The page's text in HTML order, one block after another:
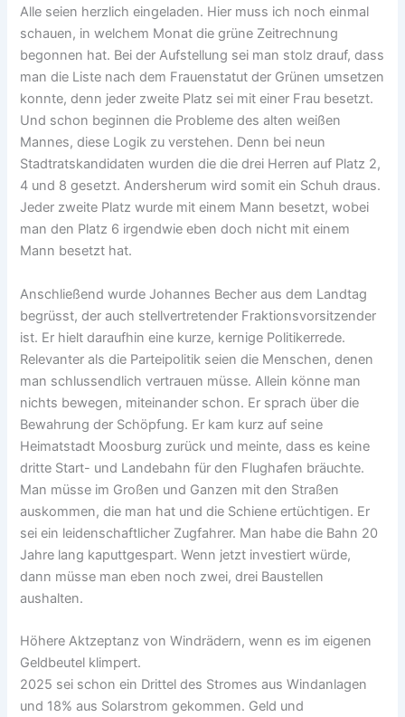
Alle seien herzlich eingeladen. Hier muss ich noch einmal
schauen, in welchem Monat die grüne Zeitrechnung
begonnen hat. Bei der Aufstellung sei man stolz drauf, dass
man die Liste nach dem Frauenstatut der Grünen umsetzen
konnte, denn jeder zweite Platz sei mit einer Frau besetzt.
Und schon beginnen die Probleme des alten weißen
Mannes, diese Logik zu verstehen. Denn bei neun
Stadtratskandidaten wurden die die drei Herren auf Platz 2,
4 und 8 gesetzt. Andersherum wird somit ein Schuh draus.
Jeder zweite Platz wurde mit einem Mann besetzt, wobei
man den Platz 6 irgendwie eben doch nicht mit einem
Mann besetzt hat.
Anschließend wurde Johannes Becher aus dem Landtag
begrüsst, der auch stellvertretender Fraktionsvorsitzender
ist. Er hielt daraufhin eine kurze, kernige Politikerrede.
Relevanter als die Parteipolitik seien die Menschen, denen
man schlussendlich vertrauen müsse. Allein könne man
nichts bewegen, miteinander schon. Er sprach über die
Bewahrung der Schöpfung. Er kam kurz auf seine
Heimatstadt Moosburg zurück und meinte, dass es keine
dritte Start- und Landebahn für den Flughafen bräuchte.
Man müsse im Großen und Ganzen mit den Straßen
auskommen, die man hat und die Schiene ertüchtigen. Er
sei ein leidenschaftlicher Zugfahrer. Man habe die Bahn 20
Jahre lang kaputtgespart. Wenn jetzt investiert würde,
dann müsse man eben noch zwei, drei Baustellen
aushalten.
Höhere Aktzeptanz von Windrädern, wenn es im eigenen
Geldbeutel klimpert.
2025 sei schon ein Drittel des Stromes aus Windanlagen
und 18% aus Solarstrom gekommen. Geld und